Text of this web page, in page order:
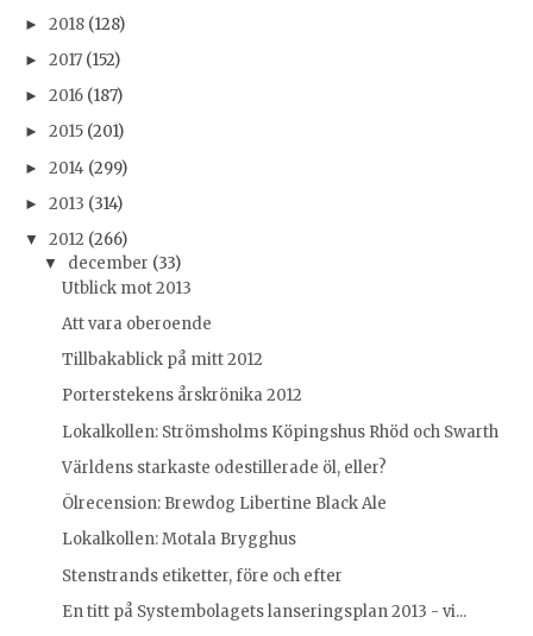
► 2018 (128)
► 2017 (152)
► 2016 (187)
► 2015 (201)
► 2014 (299)
► 2013 (314)
▼ 2012 (266)
▼ december (33)
Utblick mot 2013
Att vara oberoende
Tillbakablick på mitt 2012
Porterstekens årskrönika 2012
Lokalkollen: Strömsholms Köpingshus Rhöd och Swarth
Världens starkaste odestillerade öl, eller?
Ölrecension: Brewdog Libertine Black Ale
Lokalkollen: Motala Brygghus
Stenstrands etiketter, före och efter
En titt på Systembolagets lanseringsplan 2013 - vi...